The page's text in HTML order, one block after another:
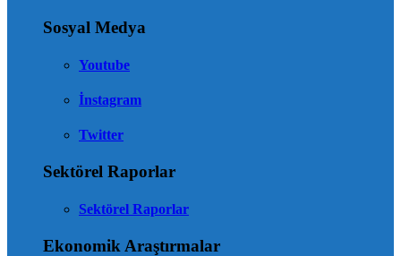
Sosyal Medya
Youtube
İnstagram
Twitter
Sektörel Raporlar
Sektörel Raporlar
Ekonomik Araştırmalar